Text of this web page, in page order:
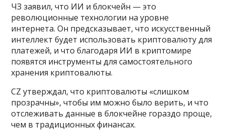
ЧЗ заявил, что ИИ и блокчейн — это
революционные технологии на уровне
интернета. Он предсказывает, что искусственный
интеллект будет использовать криптовалюту для
платежей, и что благодаря ИИ в криптомире
появятся инструменты для самостоятельного
хранения криптовалюты.
CZ утверждал, что криптовалюты «слишком
прозрачны», чтобы им можно было верить, и что
отслеживать данные в блокчейне гораздо проще,
чем в традиционных финансах.